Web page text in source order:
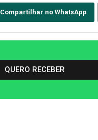
Compartilhar no WhatsApp
QUERO RECEBER